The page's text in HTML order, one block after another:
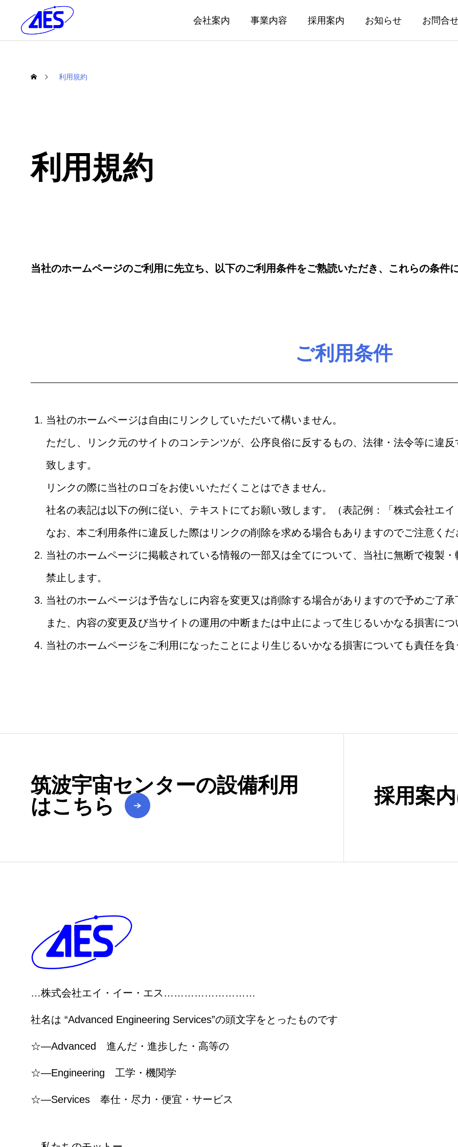
会社案内 事業内容 採用案内 お知らせ お問合
利用規約
利用規約
当社のホームページのご利用に先立ち、以下のご利用条件をご熟読いただき、これらの条件
ご利用条件
当社のホームページは自由にリンクしていただいて構いません。
ただし、リンク元のサイトのコンテンツが、公序良俗に反するもの、法律・法令等に違
致します。
リンクの際に当社のロゴをお使いいただくことはできません。
社名の表記は以下の例に従い、テキストにてお願い致します。（表記例：「株式会社エ
なお、本ご利用条件に違反した際はリンクの削除を求める場合もありますのでご注意くだ
当社のホームページに掲載されている情報の一部又は全てについて、当社に無断で複製
禁止します。
当社のホームページは予告なしに内容を変更又は削除する場合がありますので予めご了承
また、内容の変更及び当サイトの運用の中断または中止によって生じるいかなる損害に
当社のホームページをご利用になったことにより生じるいかなる損害についても責任を
筑波宇宙センターの設備利用
はこちら
採用案
…株式会社エイ・イー・エス………………………
社名は “Advanced Engineering Services”の頭文字をとったものです
☆―Advanced 進んだ・進歩した・高等の
☆―Engineering 工学・機関学
☆―Services 奉仕・尽力・便宜・サービス